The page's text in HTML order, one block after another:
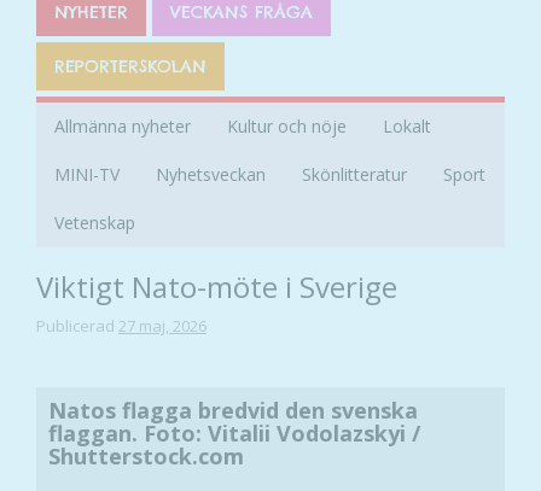
NYHETER VECKANS FRÅGA
REPORTERSKOLAN
Allmänna nyheter Kultur och nöje Lokalt
MINI-TV Nyhetsveckan Skönlitteratur Sport
Vetenskap
Viktigt Nato-möte i Sverige
Publicerad 27 maj, 2026
Natos flagga bredvid den svenska
flaggan. Foto: Vitalii Vodolazskyi /
Shutterstock.com